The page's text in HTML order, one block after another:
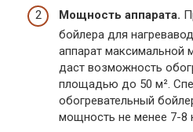
Мощность аппарата.
бойлера для
аппарат максимальной
даст возможность
площадью до 50 м².
обогревательный
мощность не менее 7-8